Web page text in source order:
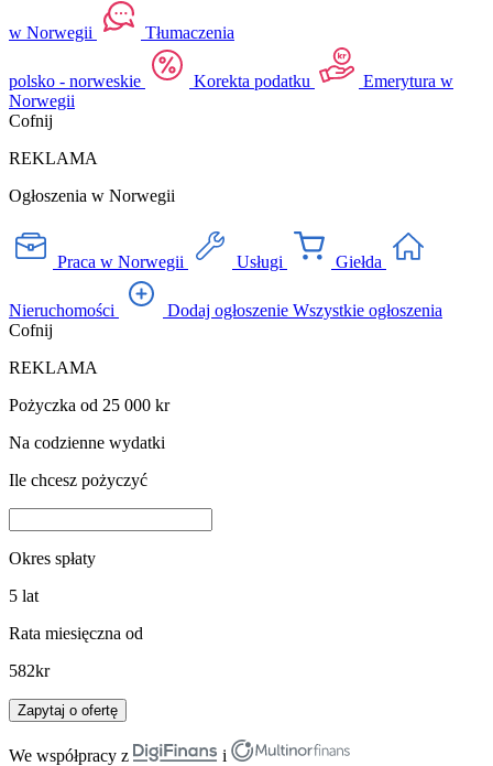
w Norwegii Tłumaczenia
polsko - norweskie Korekta podatku
Emerytura w
Norwegii
Cofnij
REKLAMA
Ogłoszenia w Norwegii
Praca w Norwegii Usługi Giełda
Nieruchomości Dodaj ogłoszenie Wszystkie ogłoszenia
Cofnij
REKLAMA
Pożyczka od 25 000 kr
Na codzienne wydatki
Ile chcesz pożyczyć
Okres spłaty
5 lat
Rata miesięczna od
582kr
Zapytaj o ofertę
We współpracy z
i